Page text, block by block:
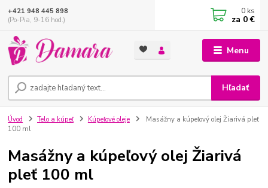
Menu
Hľadať
+421 948 445 898
(Po-Pia, 9-16 hod.)
0 ks
za 0 €
Úvod Telo a kúpeľ Kúpeľové oleje
Masážny a kúpeľový olej Žiarivá pleť
100 ml
Masážny a kúpeľový olej Žiarivá
pleť 100 ml